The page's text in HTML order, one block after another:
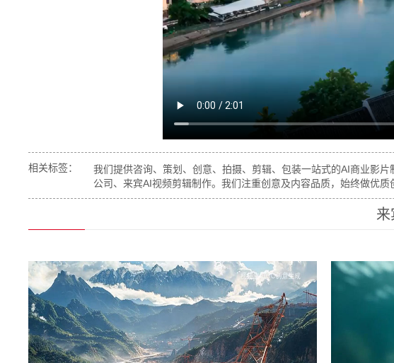
相关标签： 我们提供咨询、策划、创意、拍摄、剪辑、包装一站式的AI商业影
公司、来宾AI视频剪辑制作。我们注重创意及内容品质，始终做优质
来